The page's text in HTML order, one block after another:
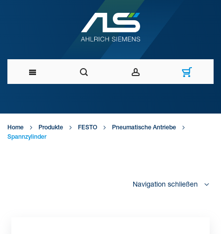
zum
Inhalt
Home Produkte FESTO
Pneumatische Antriebe
Spannzylinder
Navigation schließen